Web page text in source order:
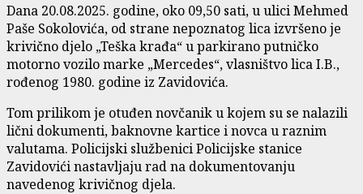
Dana 20.08.2025. godine, oko 09,50 sati, u ulici Mehmed
Paše Sokolovića, od strane nepoznatog lica izvršeno je
krivično djelo „Teška krađa“ u parkirano putničko
motorno vozilo marke „Mercedes“, vlasništvo lica I.B.,
rođenog 1980. godine iz Zavidovića.
Tom prilikom je otuđen novčanik u kojem su se nalazili
lični dokumenti, baknovne kartice i novca u raznim
valutama. Policijski službenici Policijske stanice
Zavidovići nastavljaju rad na dokumentovanju
navedenog krivičnog djela.